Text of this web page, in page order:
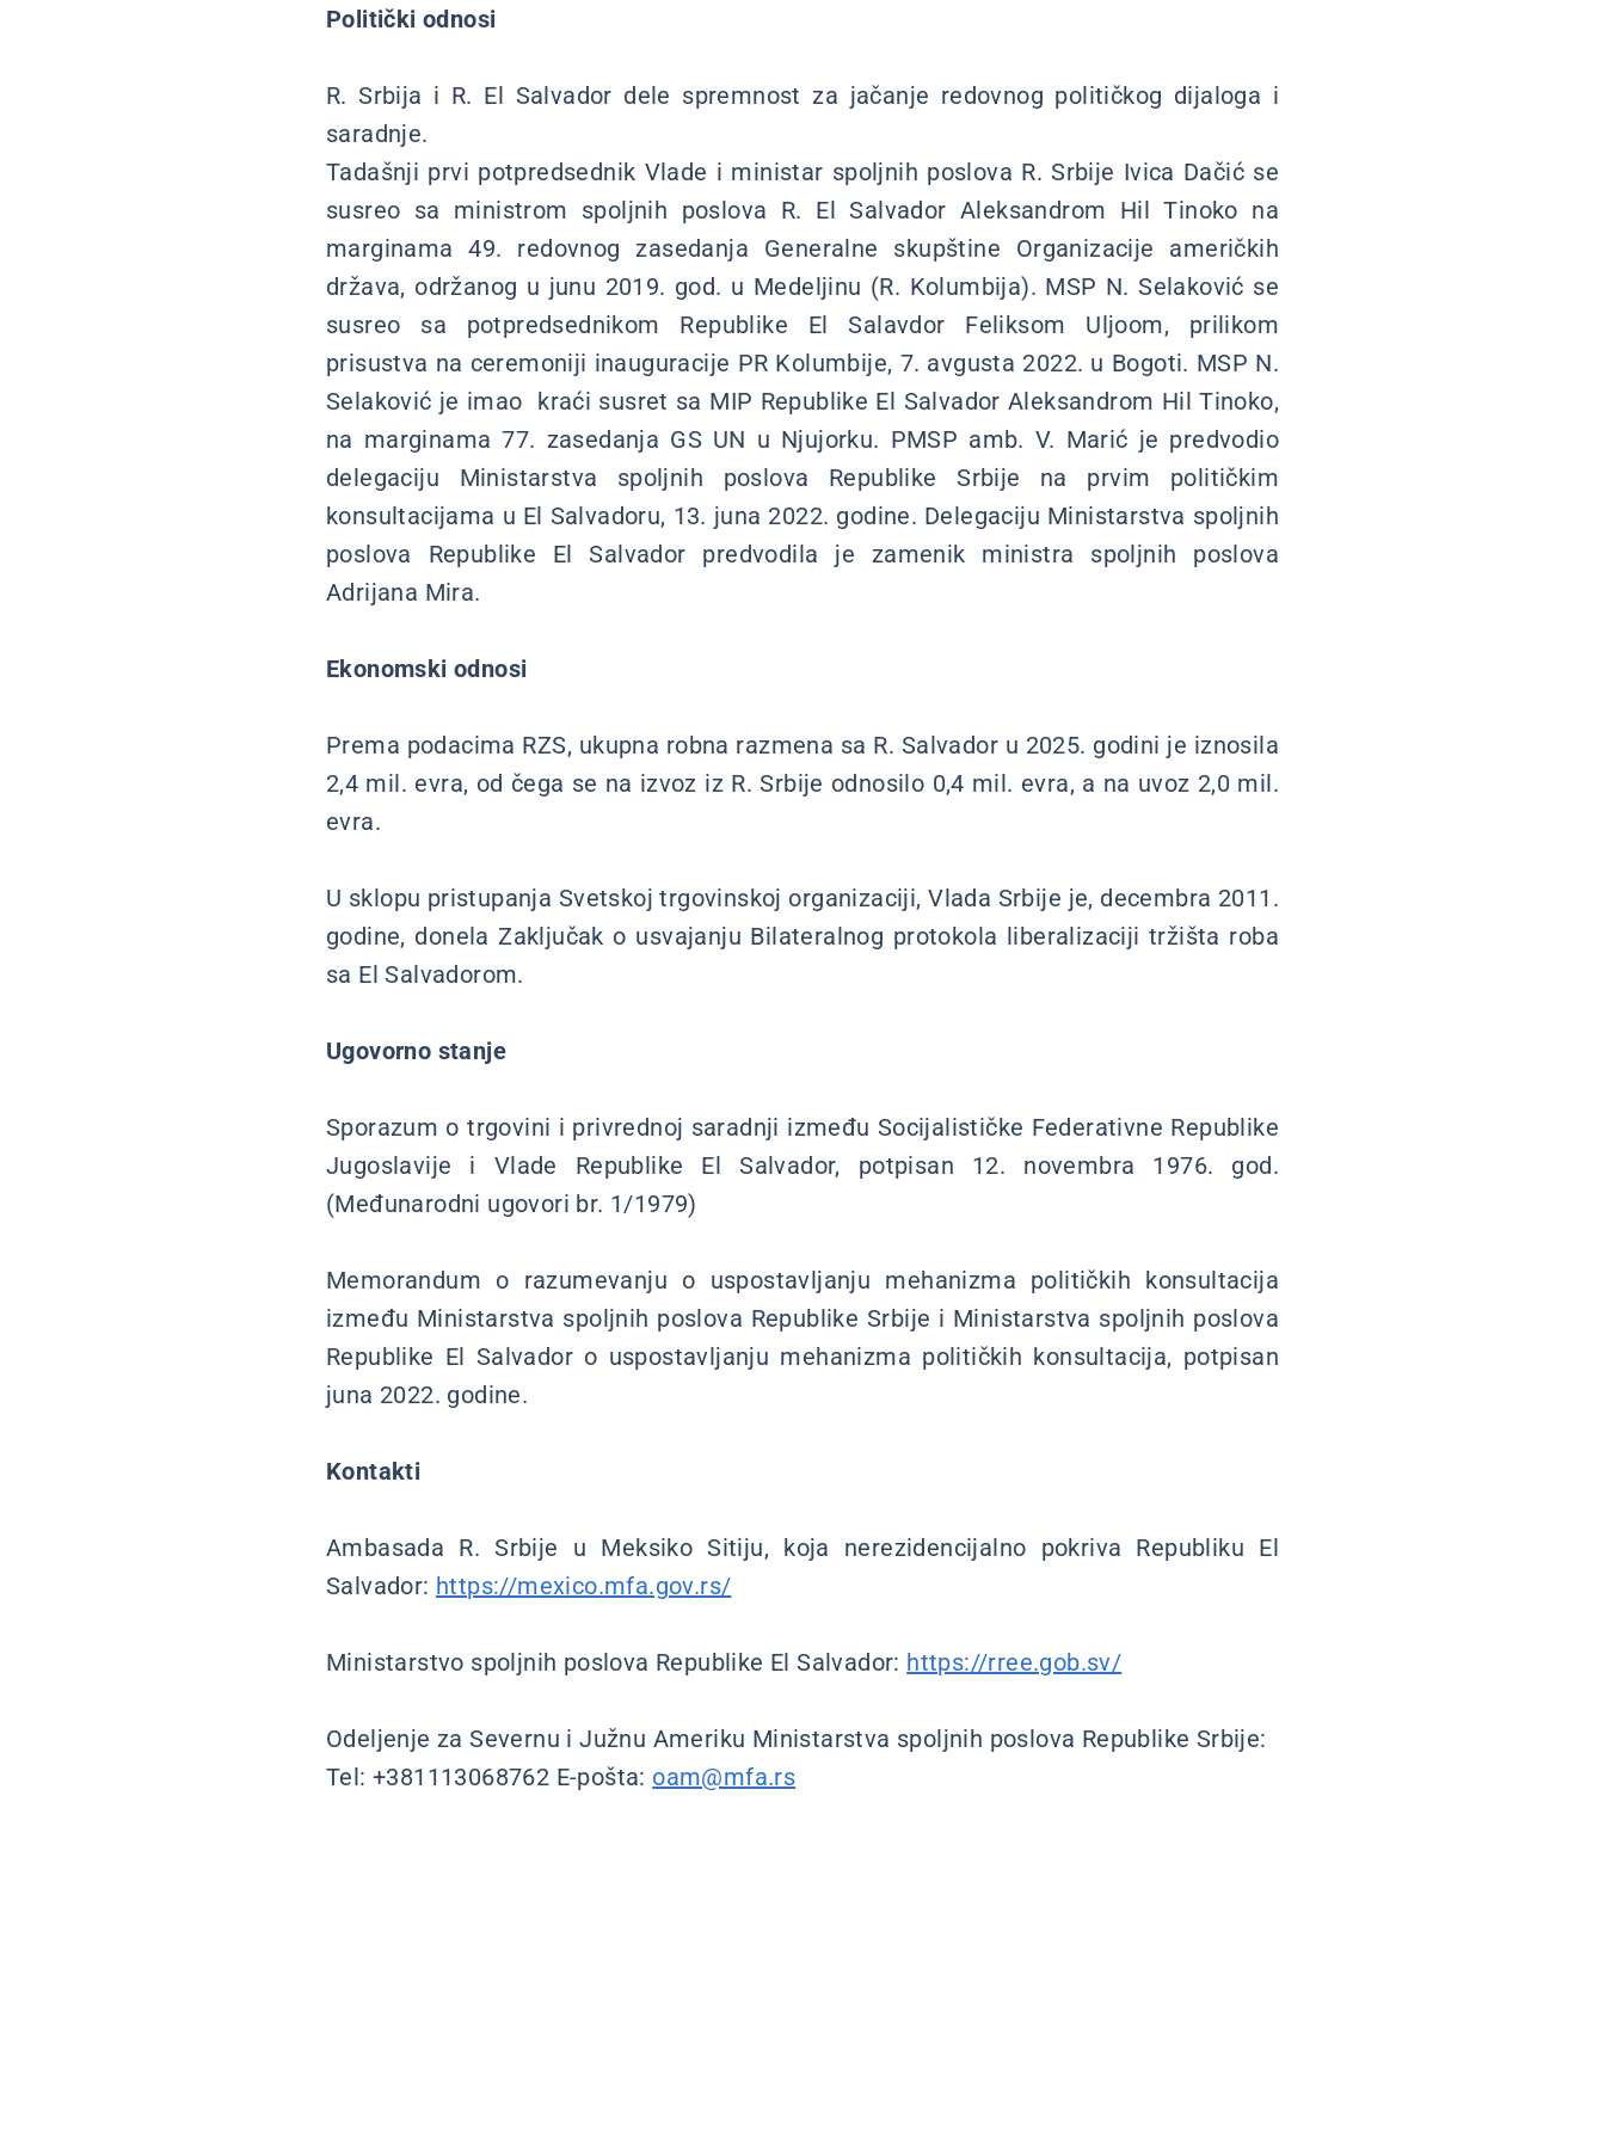
Politički odnosi
R. Srbija i R. El Salvador dele spremnost za jačanje redovnog političkog dijaloga i
saradnje.
Tadašnji prvi potpredsednik Vlade i ministar spoljnih poslova R. Srbije Ivica Dačić se
susreo sa ministrom spoljnih poslova R. El Salvador Aleksandrom Hil Tinoko na
marginama 49. redovnog zasedanja Generalne skupštine Organizacije američkih
država, održanog u junu 2019. god. u Medeljinu (R. Kolumbija). MSP N. Selaković se
susreo sa potpredsednikom Republike El Salavdor Feliksom Uljoom, prilikom
prisustva na ceremoniji inauguracije PR Kolumbije, 7. avgusta 2022. u Bogoti. MSP N.
Selaković je imao kraći susret sa MIP Republike El Salvador Aleksandrom Hil Tinoko,
na marginama 77. zasedanja GS UN u Njujorku. PMSP amb. V. Marić je predvodio
delegaciju Ministarstva spoljnih poslova Republike Srbije na prvim političkim
konsultacijama u El Salvadoru, 13. juna 2022. godine. Delegaciju Ministarstva spoljnih
poslova Republike El Salvador predvodila je zamenik ministra spoljnih poslova
Adrijana Mira.
Ekonomski odnosi
Prema podacima RZS, ukupna robna razmena sa R. Salvador u 2025. godini je iznosila
2,4 mil. evra, od čega se na izvoz iz R. Srbije odnosilo 0,4 mil. evra, a na uvoz 2,0 mil.
evra.
U sklopu pristupanja Svetskoj trgovinskoj organizaciji, Vlada Srbije je, decembra 2011.
godine, donela Zaključak o usvajanju Bilateralnog protokola liberalizaciji tržišta roba
sa El Salvadorom.
Ugovorno stanje
Sporazum o trgovini i privrednoj saradnji između Socijalističke Federativne Republike
Jugoslavije i Vlade Republike El Salvador, potpisan 12. novembra 1976. god.
(Međunarodni ugovori br. 1/1979)
Memorandum o razumevanju o uspostavljanju mehanizma političkih konsultacija
između Ministarstva spoljnih poslova Republike Srbije i Ministarstva spoljnih poslova
Republike El Salvador o uspostavljanju mehanizma političkih konsultacija, potpisan
juna 2022. godine.
Kontakti
Ambasada R. Srbije u Meksiko Sitiju, koja nerezidencijalno pokriva Republiku El
Salvador: https://mexico.mfa.gov.rs/
Ministarstvo spoljnih poslova Republike El Salvador: https://rree.gob.sv/
Odeljenje za Severnu i Južnu Ameriku Ministarstva spoljnih poslova Republike Srbije:
Tel: +381113068762 E-pošta: oam@mfa.rs